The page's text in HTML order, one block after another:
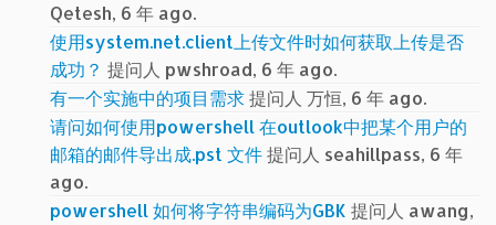
Qetesh, 6 年 ago.
使用system.net.client上传文件时如何获取上传是否
成功？ 提问人 pwshroad, 6 年 ago.
有一个实施中的项目需求提问人 万恒, 6 年 ago.
请问如何使用powershell 在outlook中把某个用户的
邮箱的邮件导出成.pst 文件提问人 seahillpass, 6 年
ago.
powershell 如何将字符串编码为GBK 提问人 awang,